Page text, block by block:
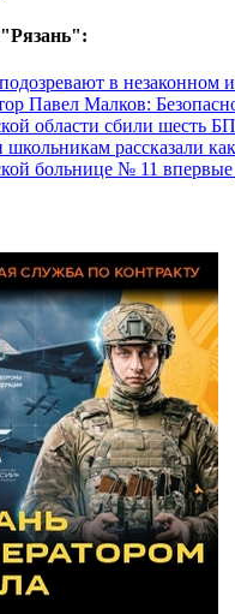
в незаконном
Павел Малков:
области сбили шесть
школьникам рассказали
больнице № 11